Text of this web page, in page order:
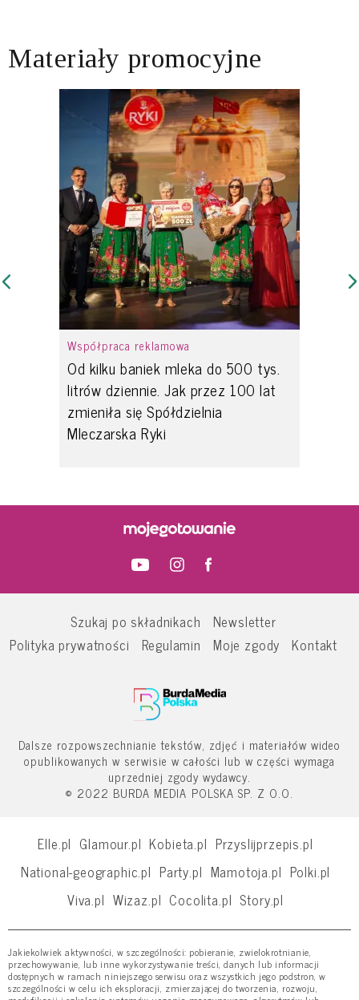
Materiały promocyjne
Współpraca reklamowa
Od kilku baniek mleka do 500 tys.
litrów dziennie. Jak przez 100 lat
zmieniła się Spółdzielnia
Mleczarska Ryki
Szukaj po składnikach
Newsletter
Polityka prywatności
Regulamin Moje zgody Kontakt
Dalsze rozpowszechnianie tekstów, zdjęć i materiałów wideo
opublikowanych w serwisie w całości lub w części wymaga
uprzedniej zgody wydawcy.
© 2022 BURDA MEDIA POLSKA SP. Z O.O.
Elle.pl Glamour.pl Kobieta.pl Przyslijprzepis.pl
National-geographic.pl Party.pl Mamotoja.pl Polki.pl
Viva.pl Wizaz.pl Cocolita.pl Story.pl
Jakiekolwiek aktywności, w szczególności: pobieranie, zwielokrotnianie,
przechowywanie, lub inne wykorzystywanie treści, danych lub informacji
dostępnych w ramach niniejszego serwisu oraz wszystkich jego podstron, w
szczególności w celu ich eksploracji, zmierzającej do tworzenia, rozwoju,